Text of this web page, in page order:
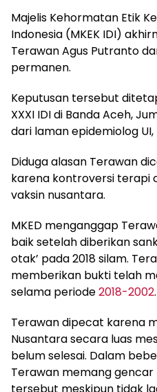
Majelis Kehormatan Etik
Indonesia (MKEK IDI)
Terawan Agus Putranto
permanen.
Keputusan tersebut
XXXI IDI di Banda Aceh,
dari laman epidemiolog UI,
Diduga alasan Terawan
karena kontroversi terapi
vaksin nusantara.
MKED menganggap
baik setelah diberikan
otak’ pada 2018 silam.
memberikan bukti telah
selama periode2018-2002.
Terawan dipecat karena
Nusantara secara luas
belum selesai. Dalam
Terawan memang
tersebut meskipun tidak